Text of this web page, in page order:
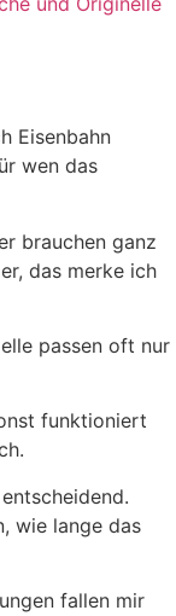
Eisenbahn
wen das
brauchen ganz
das merke ich
passen oft nur
funktioniert
wie lange das
fallen mir